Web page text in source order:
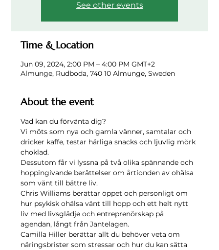
See other events
Time & Location
Jun 09, 2024, 2:00 PM – 4:00 PM GMT+2
Almunge, Rudboda, 740 10 Almunge, Sweden
About the event
Vad kan du förvänta dig?
Vi möts som nya och gamla vänner, samtalar och
dricker kaffe, testar härliga snacks och ljuvlig mörk
choklad.
Dessutom får vi lyssna på två olika spännande och
hoppingivande berättelser om årtionden av ohälsa
som vänt till bättre liv.
Chris Williams berättar öppet och personligt om
hur psykisk ohälsa vänt till hopp och ett helt nytt
liv med livsglädje och entreprenörskap på
agendan, långt från Jantelagen.
Camilla Hiller berättar allt du behöver veta om
näringsbrister som stressar och hur du kan sätta